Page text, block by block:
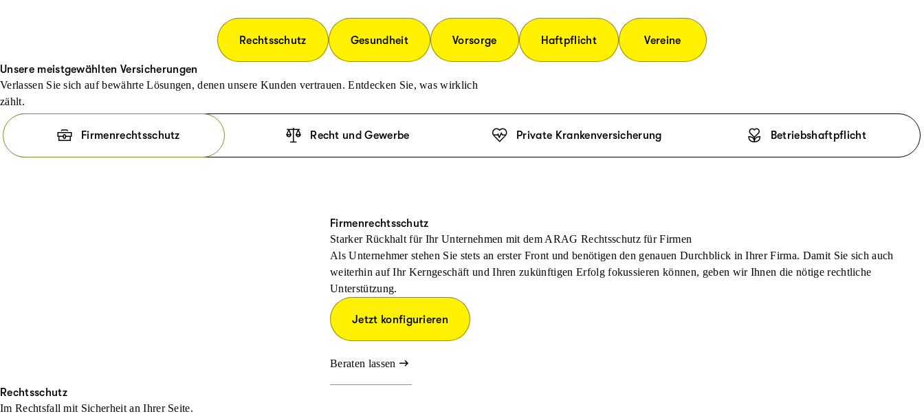
Rechtsschutz Gesundheit Vorsorge Haftpflicht Vereine
Unsere meistgewählten Versicherungen
Verlassen Sie sich auf bewährte Lösungen, denen unsere Kunden vertrauen. Entdecken Sie, was wirklich
zählt.
Firmenrechtsschutz Recht und Gewerbe Private Krankenversicherung Betriebshaftpflicht
Firmenrechtsschutz
Starker Rückhalt für Ihr Unternehmen mit dem ARAG Rechtsschutz für Firmen
Als Unternehmer stehen Sie stets an erster Front und benötigen den genauen Durchblick in Ihrer Firma. Damit Sie sich auch
weiterhin auf Ihr Kerngeschäft und Ihren zukünftigen Erfolg fokussieren können, geben wir Ihnen die nötige rechtliche
Unterstützung.
Jetzt konfigurieren
Beraten lassen
Rechtsschutz
Im Rechtsfall mit Sicher­heit an Ihrer Seite.